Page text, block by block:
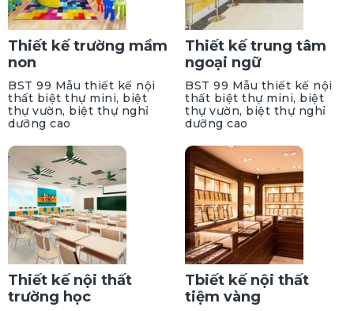
Thiết kế trường mầm
non
BST 99 Mẫu thiết kế nội
thất biệt thự mini, biệt
thự vườn, biệt thự nghỉ
dưỡng cao
Thiết kế trung tâm
ngoại ngữ
BST 99 Mẫu thiết kế nội
thất biệt thự mini, biệt
thự vườn, biệt thự nghỉ
dưỡng cao
Thiết kế nội thất
trường học
Tbiết kế nội thất
tiệm vàng